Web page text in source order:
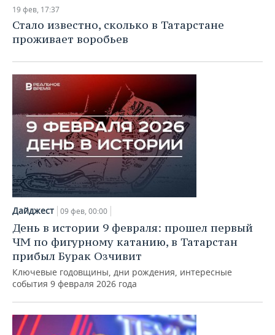
НЕФТЕХИМИЯ
НЕФТЬ
ОПК
ЭНЕРГЕТИКА
РОЗНИЧНАЯ ТОРГОВЛЯ
УСЛУГИ
НОВОСТИ ТЕХНОЛОГИЙ
МЕДИА
ТЕЛЕКОММУНИКАЦИИ
МЕРОПРИЯТИЯ
ВЫЕЗДНАЯ РЕДАКЦИЯ
БИЗНЕС-БРАНЧИ
ONLINE-КОНФЕРЕНЦИИ
ОТКРЫТАЯ ЛЕКЦИЯ
НОВОСТИ СПОРТА
ХОККЕЙ
БАСКЕТБОЛ
ВОЛЕЙБОЛ
ФИГУРНОЕ КАТАНИЕ
ВОДНЫЕ ВИДЫ СПОРТА
ХОККЕЙ С МЯЧОМ
ОБЩЕСТВО
НОВОСТИ ОБЩЕСТВА
ВЛАСТЬ
ИНФРАСТРУКТУРА
ИСТОРИЯ
МЕДИЦИНА
ОБРАЗОВАНИЕ
ПРОИСШЕСТВИЯ
ФОТОГАЛЕРЕЯ
СЮЖЕТЫ
СПРАВОЧНИК
СПИСОК ПЕРСОН
ПОЛНАЯ ВЕРСИЯ
19 фев, 17:37
Стало известно, сколько в Татарстане
проживает воробьев
Дайджест 09 фев, 00:00
День в истории 9 февраля: прошел первый
ЧМ по фигурному катанию, в Татарстан
прибыл Бурак Озчивит
Ключевые годовщины, дни рождения, интересные
события 9 февраля 2026 года